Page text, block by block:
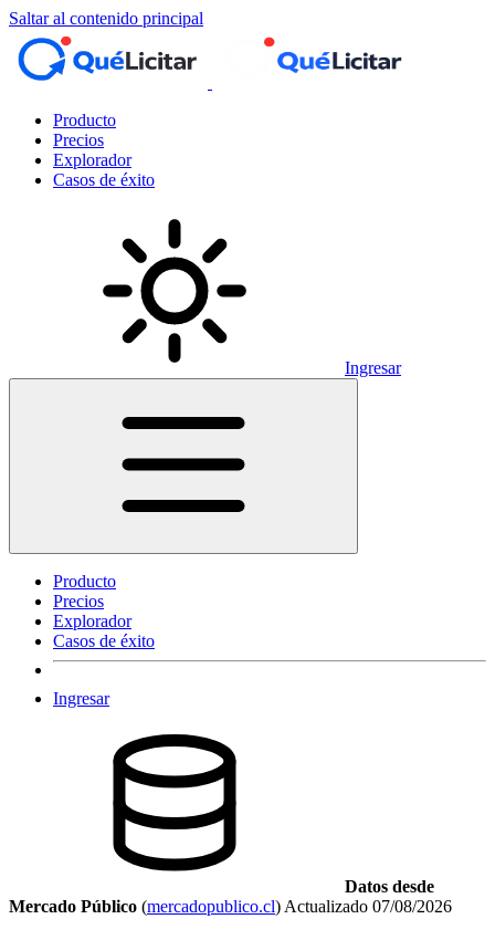
Saltar al contenido principal
Producto
Precios
Explorador
Casos de éxito
Ingresar
Producto
Precios
Explorador
Casos de éxito
Ingresar
Datos desde
Mercado Público (mercadopublico.cl) Actualizado 07/08/2026